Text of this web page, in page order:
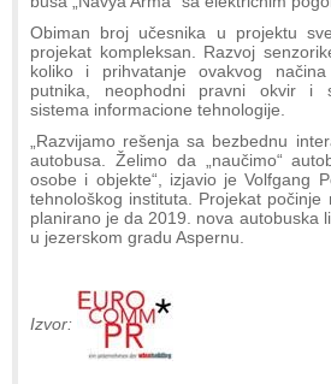
Obiman broj učesnika u projektu
projekat kompleksan. Razvoj
koliko i prihvatanje ovakvog
putnika, neophodni pravni okvir i
sistema informacione tehnologije.
„Razvijamo rešenja sa bezbednu
autobusa. Želimo da „naučimo“
osobe i objekte“, izjavio je Volfgang
tehnološkog instituta. Projekat
planirano je da 2019. nova autobuska
u jezerskom gradu Aspernu.
Izvor: